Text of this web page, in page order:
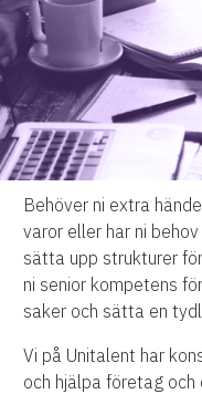
Behöver ni extra
varor eller har ni
sätta upp strukturer
ni senior kompetens
saker och sätta en
Vi på Unitalent har
och hjälpa företag